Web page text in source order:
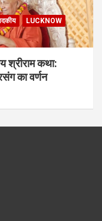
LUCKNOW
श्रीराम कथा:
का वर्णन